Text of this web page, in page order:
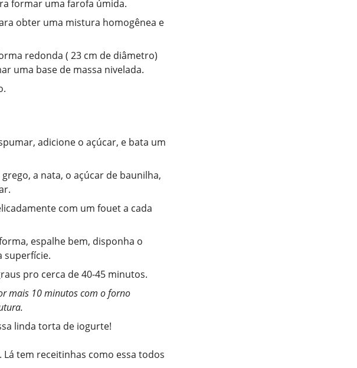
formar uma farofa úmida.
obter uma mistura homogênea e
redonda ( 23 cm de diâmetro)
uma base de massa nivelada.
adicione o açúcar, e bata um
a nata, o açúcar de baunilha,
com um fouet a cada
espalhe bem, disponha o
superfície.
pro cerca de 40-45 minutos.
mais 10 minutos com o forno
linda torta de iogurte!
tem receitinhas como essa todos